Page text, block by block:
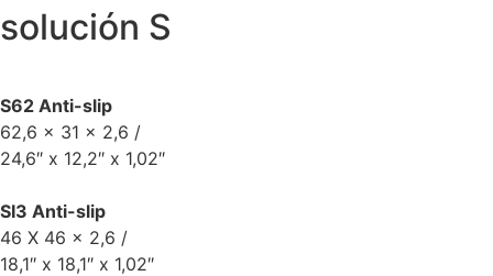
solución S
S62 Anti-slip
62,6 x 31 x 2,6 /
24,6″ x 12,2″ x 1,02″
SI3 Anti-slip
46 X 46 x 2,6 /
18,1″ x 18,1″ x 1,02″